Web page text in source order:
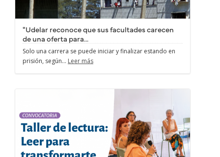
"Udelar reconoce que sus facultades carecen
de una oferta para...
Solo una carrera se puede iniciar y finalizar estando en
prisión, según... Leer más